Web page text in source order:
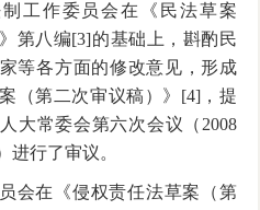
制工作委员会在《民法草案
第八编[3]的基础上，斟酌民
等各方面的修改意见，形成
（第二次审议稿）》[4]，提
大常委会第六次会议（2008
进行了审议。
会在《侵权责任法草案（第